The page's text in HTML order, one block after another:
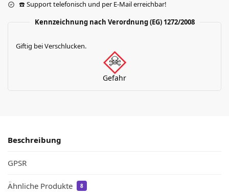
☎️ Support telefonisch und per E-Mail erreichbar!
Kennzeichnung nach Verordnung (EG) 1272/2008
Giftig bei Verschlucken.
Gefahr
Beschreibung
GPSR
Ähnliche Produkte 8